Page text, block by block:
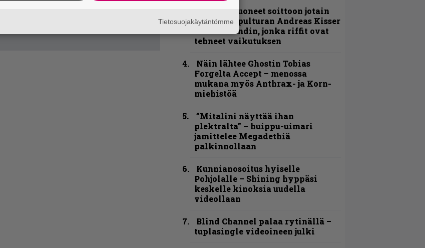
”He ovat tuoneet soittoon jotain
uutta” – Sepulturan Andreas Kisser
nimeää bändin, jonka riffit ovat
tehneet vaikutuksen
Näin lähtee Ghostin Tobias
Forgelta Accept – menossa
mukana myös Anthrax- ja Korn-
miehistöä
”Mitalini näyttää ihan
plektralta” – huippu-uimari
jamittelee Megadethiä
palkinnollaan
Kunnianosoitus hyiselle
Pohjolalle – Shining hyppäsi
keskelle kinoksia uudella
videollaan
Blind Channel palaa rytinällä –
tuplasingle videoineen julki
Tietosuojakäytäntömme